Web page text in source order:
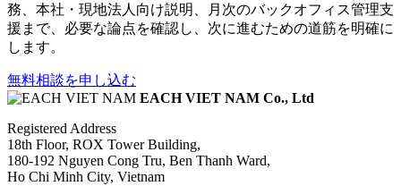
務、本社・現地法人向け説明、月次のバックオフィス管理支
援まで、必要な論点を確認し、次に進むための道筋を明確に
します。
無料相談を申し込む
EACH VIET NAM Co., Ltd
Registered Address
18th Floor, ROX Tower Building,
180-192 Nguyen Cong Tru, Ben Thanh Ward,
Ho Chi Minh City, Vietnam